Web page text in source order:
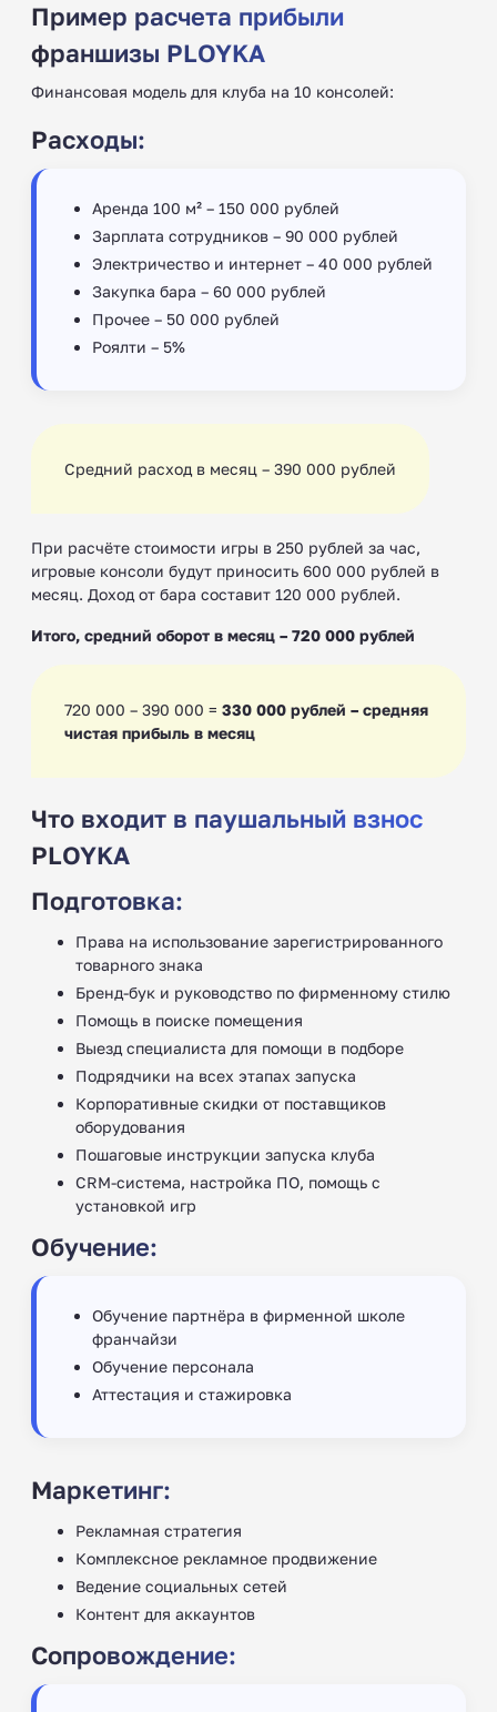
Пример расчета прибыли
франшизы PLOYKA
Финансовая модель для клуба на 10 консолей:
Расходы:
Аренда 100 м² – 150 000 рублей
Зарплата сотрудников – 90 000 рублей
Электричество и интернет – 40 000 рублей
Закупка бара – 60 000 рублей
Прочее – 50 000 рублей
Роялти – 5%
Средний расход в месяц – 390 000 рублей
При расчёте стоимости игры в 250 рублей за час,
игровые консоли будут приносить 600 000 рублей в
месяц. Доход от бара составит 120 000 рублей.
Итого, средний оборот в месяц – 720 000 рублей
720 000 – 390 000 = 330 000 рублей – средняя
чистая прибыль в месяц
Что входит в паушальный взнос
PLOYKA
Подготовка:
Права на использование зарегистрированного
товарного знака
Бренд-бук и руководство по фирменному стилю
Помощь в поиске помещения
Выезд специалиста для помощи в подборе
Подрядчики на всех этапах запуска
Корпоративные скидки от поставщиков
оборудования
Пошаговые инструкции запуска клуба
CRM-система, настройка ПО, помощь с
установкой игр
Обучение:
Обучение партнёра в фирменной школе
франчайзи
Обучение персонала
Аттестация и стажировка
Маркетинг:
Рекламная стратегия
Комплексное рекламное продвижение
Ведение социальных сетей
Контент для аккаунтов
Сопровождение: